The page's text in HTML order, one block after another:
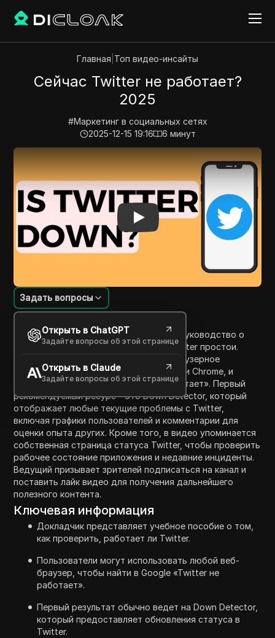
Главная Топ видео-инсайты
Сейчас Twitter не работает?
2025
#Маркетинг в социальных сетях
2025-12-15 19:16
6 минут
Play Video:Сейчас Twitter не работает? 2025
Введение в содержание
Задать вопросы
Открыть в ChatGPT
Задайте вопросы об этой странице
Открыть в Claude
Задайте вопросы об этой странице
Это видео предоставляет пошаговое руководство о
том, как проверить, испытывает ли Twitter простои.
Ведущий предлагает использовать браузерное
приложение, такое как Google, Safari или Chrome, и
просто ввести в поиск «Twitter не работает». Первый
рекомендуемый ресурс - это Down Detector, который
отображает любые текущие проблемы с Twitter,
включая графики пользователей и комментарии для
оценки опыта других. Кроме того, в видео упоминается
собственная страница статуса Twitter, чтобы проверить
рабочее состояние приложения и недавние инциденты.
Ведущий призывает зрителей подписаться на канал и
поставить лайк видео для получения дальнейшего
полезного контента.
Ключевая информация
Докладчик представляет учебное пособие о том,
как проверить, работает ли Twitter.
Пользователи могут использовать любой веб-
браузер, чтобы найти в Google «Twitter не
работает».
Первый результат обычно ведет на Down Detector,
который предоставляет обновления статуса в
Twitter.